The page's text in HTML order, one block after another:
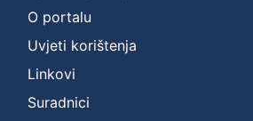
O portalu
Uvjeti korištenja
Linkovi
Suradnici